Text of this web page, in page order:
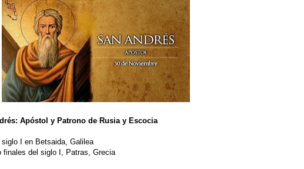
Apóstol y Patrono de Rusia y Escocia
I en Betsaida, Galilea
finales del siglo I, Patras, Grecia